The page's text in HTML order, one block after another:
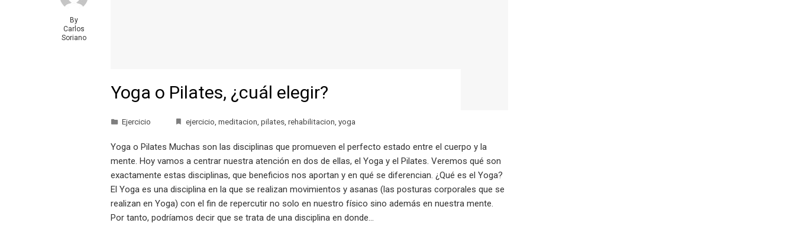
By
Carlos
Soriano
Yoga o Pilates, ¿cuál elegir?
Ejercicio ejercicio meditacion pilates rehabilitacion yoga
Yoga o Pilates Muchas son las disciplinas que promueven el perfecto estado entre el cuerpo y la
mente. Hoy vamos a centrar nuestra atención en dos de ellas, el Yoga y el Pilates. Veremos qué son
exactamente estas disciplinas, que beneficios nos aportan y en qué se diferencian. ¿Qué es el Yoga?
El Yoga es una disciplina en la que se realizan movimientos y asanas (las posturas corporales que se
realizan en Yoga) con el fin de repercutir no solo en nuestro físico sino además en nuestra mente.
Por tanto, podríamos decir que se trata de una disciplina en donde…